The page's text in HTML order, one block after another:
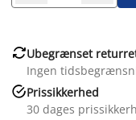
Ubegrænset
Ingen
Prissikkerhed
30 dages